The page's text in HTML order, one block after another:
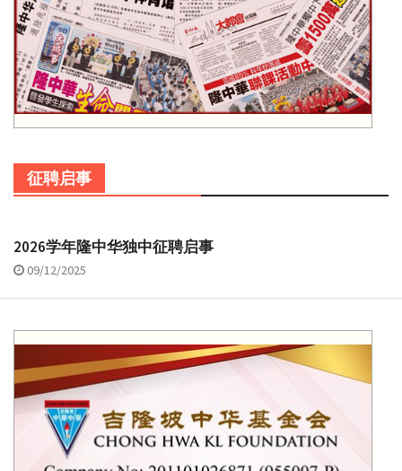
征聘启事
2026学年隆中华独中征聘启事
09/12/2025